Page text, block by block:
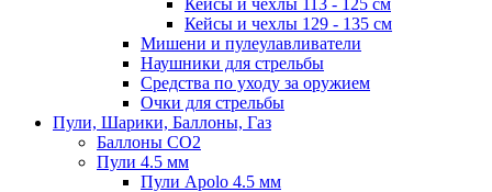
Кейсы и чехлы 129 - 135 см
Мишени и пулеулавливатели
Наушники для стрельбы
Средства по уходу за оружием
Очки для стрельбы
Пули, Шарики, Баллоны, Газ
Баллоны CO2
Пули 4.5 мм
Пули Apolo 4.5 мм